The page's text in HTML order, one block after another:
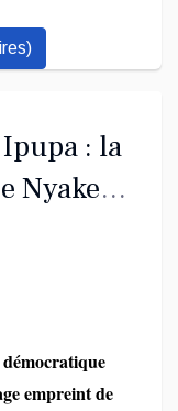
: la
Nyakeru
empreint de